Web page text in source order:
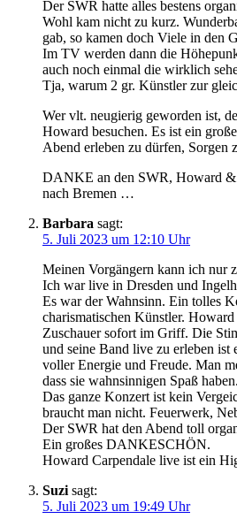
Der SWR hatte alles bestens
Wohl kam nicht zu kurz.
gab, so kamen doch Viele in den
Im TV werden dann die
auch noch einmal die wirklich
Tja, warum 2 gr. Künstler zur
Wer vlt. neugierig geworden ist,
Howard besuchen. Es ist ein
Abend erleben zu dürfen, Sorgen
DANKE an den SWR, Howard
nach Bremen …
Barbara sagt:
5. Juli 2023 um 12:10 Uhr
Meinen Vorgängern kann ich nur
Ich war live in Dresden und
Es war der Wahnsinn. Ein tolles
charismatischen Künstler.
Zuschauer sofort im Griff. Die
und seine Band live zu erleben ist
voller Energie und Freude. Man
dass sie wahnsinnigen Spaß haben.
Das ganze Konzert ist kein
braucht man nicht. Feuerwerk,
Der SWR hat den Abend toll
Ein großes DANKESCHÖN.
Howard Carpendale live ist ein
Suzi sagt:
5. Juli 2023 um 19:49 Uhr